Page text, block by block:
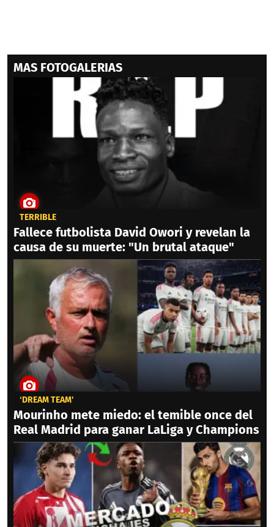
MAS FOTOGALERIAS
TERRIBLE
Fallece futbolista David Owori y revelan la
causa de su muerte: "Un brutal ataque"
‘DREAM TEAM'
Mourinho mete miedo: el temible once del
Real Madrid para ganar LaLiga y Champions